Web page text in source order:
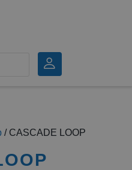
/ CASCADE LOOP